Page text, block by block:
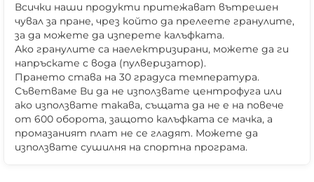
Всички наши продукти притежават вътрешен
чувал за пране, чрез който да прелеете гранулите,
за да можете да изперете калъфката.
Ако гранулите са наелектризирани, можете да ги
напръскате с вода (пулверизатор).
Прането става на 30 градуса температура.
Съветваме Ви да не използвате центрофуга или
ако използвате такава, същата да не е на повече
от 600 оборота, защото калъфката се мачка, а
промазаният плат не се гладят. Можете да
използвате сушилня на спортна програма.